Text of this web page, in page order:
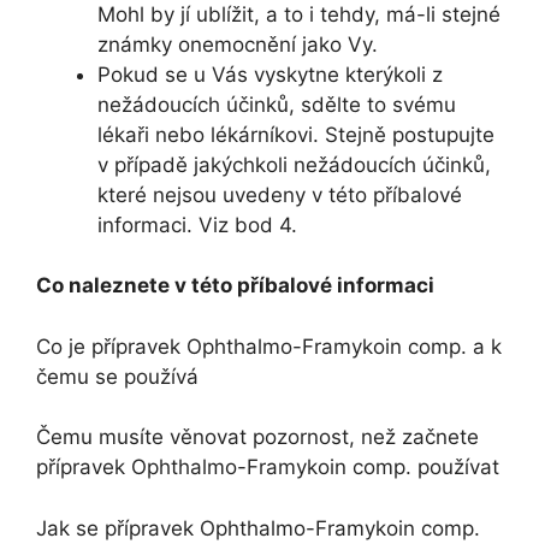
Mohl by jí ublížit, a to i tehdy, má-li stejné
známky onemocnění jako Vy.
Pokud se u Vás vyskytne kterýkoli z
nežádoucích účinků, sdělte to svému
lékaři nebo lékárníkovi. Stejně postupujte
v případě jakýchkoli nežádoucích účinků,
které nejsou uvedeny v této příbalové
informaci. Viz bod 4.
Co naleznete v této příbalové informaci
Co je přípravek Ophthalmo-Framykoin comp. a k
čemu se používá
Čemu musíte věnovat pozornost, než začnete
přípravek Ophthalmo-Framykoin comp. používat
Jak se přípravek Ophthalmo-Framykoin comp.